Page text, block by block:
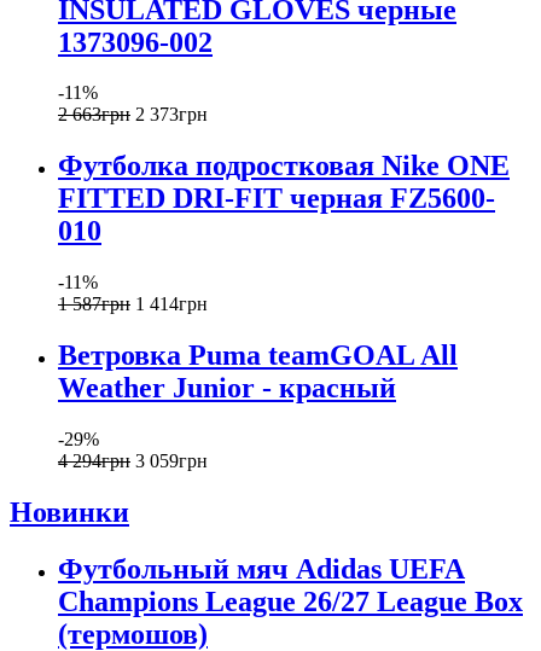
INSULATED GLOVES черные
1373096-002
-11%
2 663грн 2 373грн
Футболка подростковая Nike ONE
FITTED DRI-FIT черная FZ5600-
010
-11%
1 587грн 1 414грн
Ветровка Puma teamGOAL All
Weather Junior - красный
-29%
4 294грн 3 059грн
Новинки
Футбольный мяч Adidas UEFA
Champions League 26/27 League Box
(термошов)